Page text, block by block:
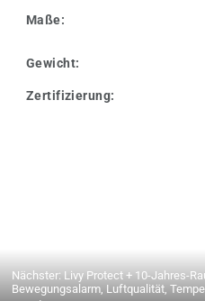
Maße:
Gewicht:
Zertifizierung:
Nächster: Livy Protect + 10-Jahres-
Bewegungsalarm, Luftqualität,